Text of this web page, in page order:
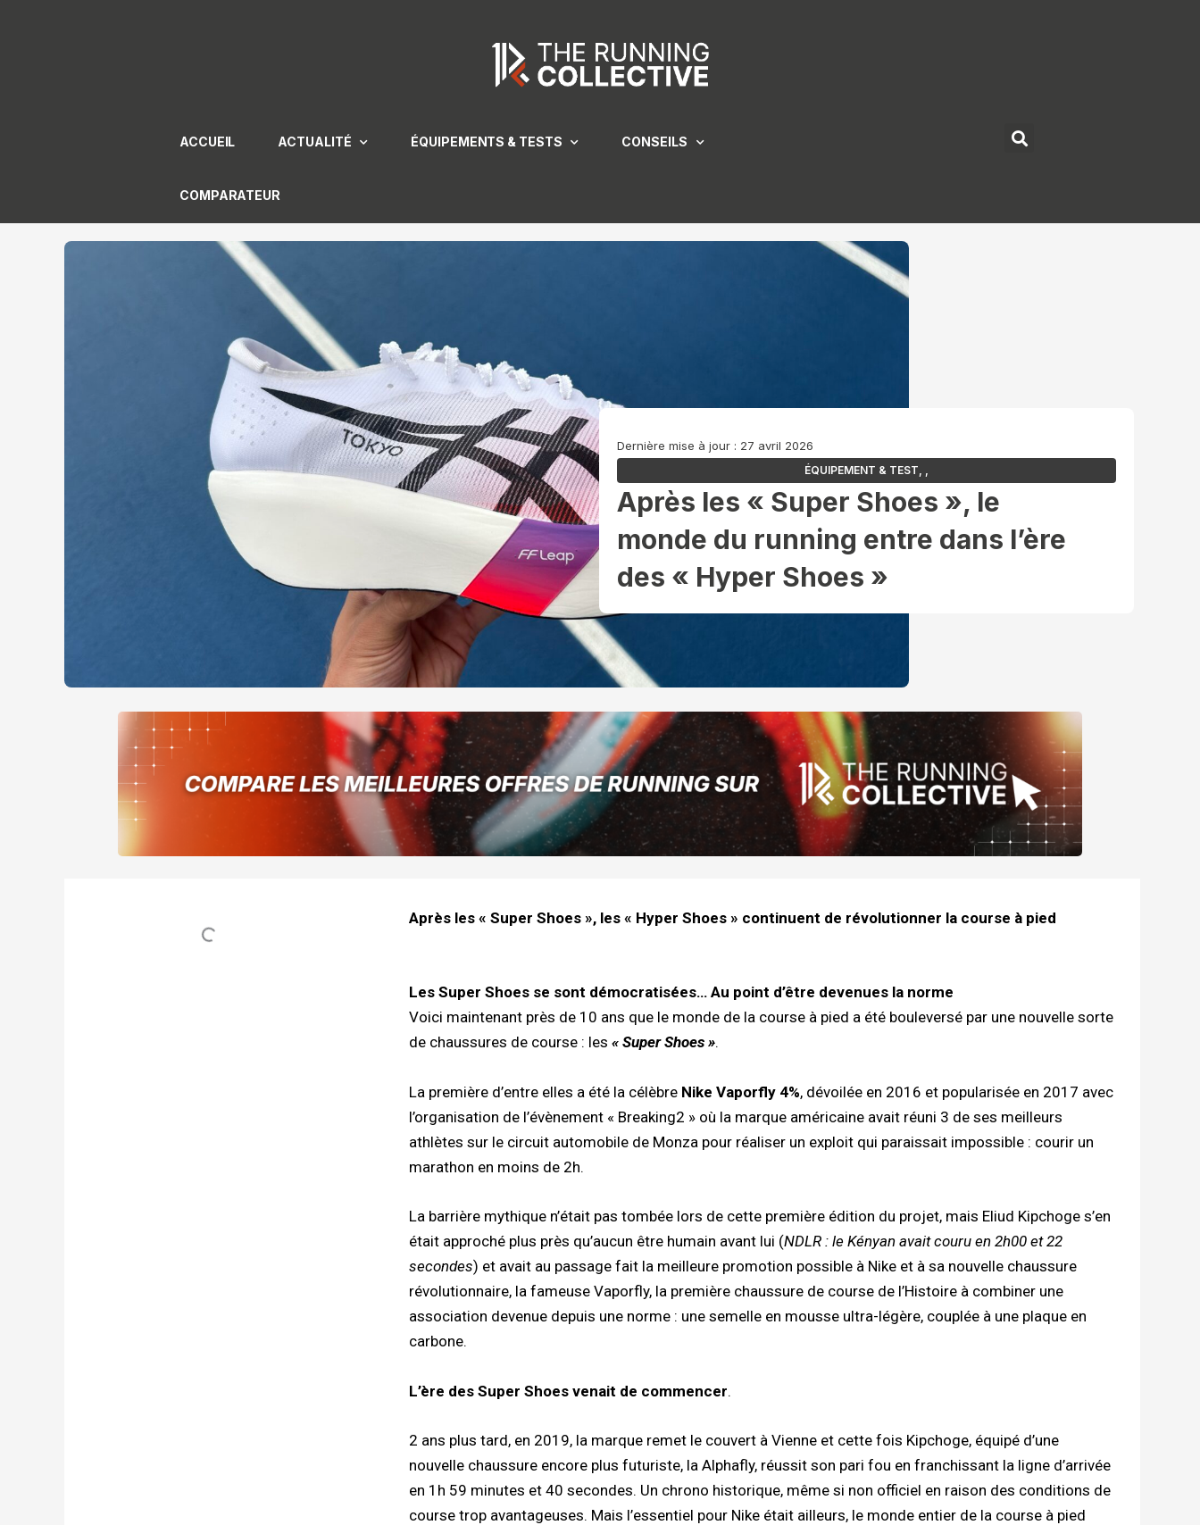
ACCUEIL ACTUALITÉ ÉQUIPEMENTS & TESTS CONSEILS
COMPARATEUR
Dernière mise à jour : 27 avril 2026
ÉQUIPEMENT & TEST, ,
Après les « Super Shoes », le
monde du running entre dans l’ère
des « Hyper Shoes »
Après les « Super Shoes », les « Hyper Shoes » continuent de révolutionner la course à pied
Les Super Shoes se sont démocratisées… Au point d’être devenues la norme
Voici maintenant près de 10 ans que le monde de la course à pied a été bouleversé par une nouvelle sorte
de chaussures de course : les « Super Shoes ».
La première d’entre elles a été la célèbre Nike Vaporfly 4%, dévoilée en 2016 et popularisée en 2017 avec
l’organisation de l’évènement « Breaking2 » où la marque américaine avait réuni 3 de ses meilleurs
athlètes sur le circuit automobile de Monza pour réaliser un exploit qui paraissait impossible : courir un
marathon en moins de 2h.
La barrière mythique n’était pas tombée lors de cette première édition du projet, mais Eliud Kipchoge s’en
était approché plus près qu’aucun être humain avant lui (NDLR : le Kényan avait couru en 2h00 et 22
secondes) et avait au passage fait la meilleure promotion possible à Nike et à sa nouvelle chaussure
révolutionnaire, la fameuse Vaporfly, la première chaussure de course de l’Histoire à combiner une
association devenue depuis une norme : une semelle en mousse ultra-légère, couplée à une plaque en
carbone.
L’ère des Super Shoes venait de commencer.
2 ans plus tard, en 2019, la marque remet le couvert à Vienne et cette fois Kipchoge, équipé d’une
nouvelle chaussure encore plus futuriste, la Alphafly, réussit son pari fou en franchissant la ligne d’arrivée
en 1h 59 minutes et 40 secondes. Un chrono historique, même si non officiel en raison des conditions de
course trop avantageuses. Mais l’essentiel pour Nike était ailleurs, le monde entier de la course à pied